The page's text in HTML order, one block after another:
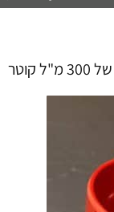
כוס מלמין אדום תכולה של 300 מ"ל קוטר